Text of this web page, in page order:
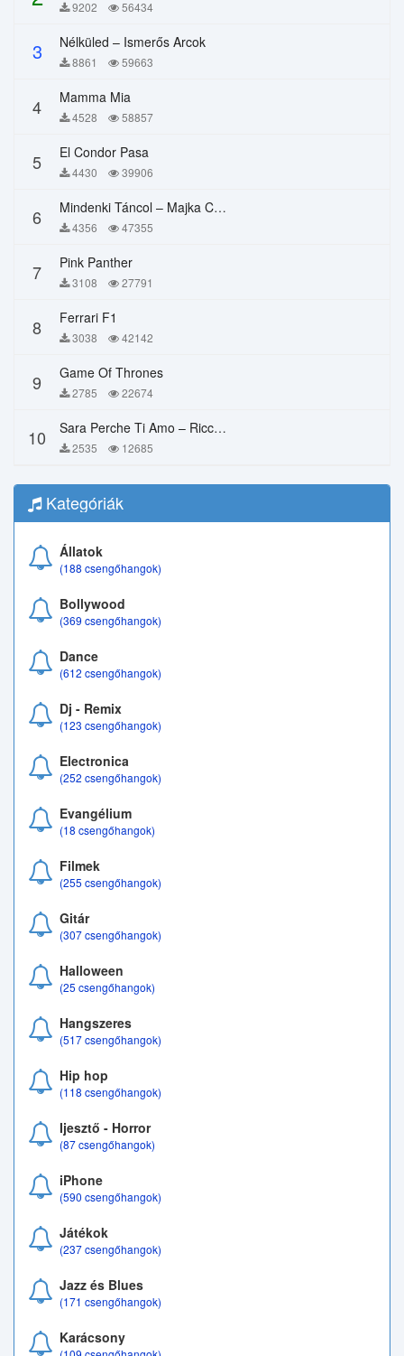
9202 56434
3 Nélküled – Ismerős Arcok
8861 59663
4 Mamma Mia
4528 58857
5 El Condor Pasa
4430 39906
6 Mindenki Táncol – Majka Curtis, Péter Majoros
4356 47355
7 Pink Panther
3108 27791
8 Ferrari F1
3038 42142
9 Game Of Thrones
2785 22674
10 Sara Perche Ti Amo – Ricchi E Poveri
2535 12685
Kategóriák
Állatok
(188 csengőhangok)
Bollywood
(369 csengőhangok)
Dance
(612 csengőhangok)
Dj - Remix
(123 csengőhangok)
Electronica
(252 csengőhangok)
Evangélium
(18 csengőhangok)
Filmek
(255 csengőhangok)
Gitár
(307 csengőhangok)
Halloween
(25 csengőhangok)
Hangszeres
(517 csengőhangok)
Hip hop
(118 csengőhangok)
Ijesztő - Horror
(87 csengőhangok)
iPhone
(590 csengőhangok)
Játékok
(237 csengőhangok)
Jazz és Blues
(171 csengőhangok)
Karácsony